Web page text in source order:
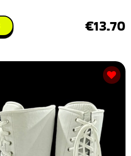
€13.70